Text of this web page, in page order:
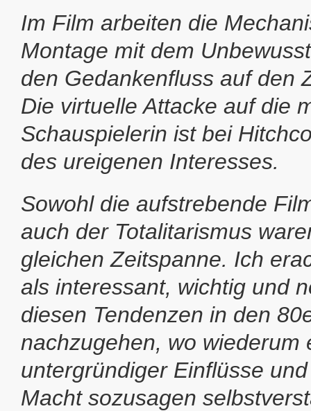
Im Film arbeiten die
Montage mit dem
den Gedankenfluss auf den
Die virtuelle Attacke auf die
Schauspielerin ist bei
des ureigenen Interesses.
Sowohl die aufstrebende
auch der Totalitarismus
gleichen Zeitspanne. Ich
als interessant, wichtig und
diesen Tendenzen in den
nachzugehen, wo wiederum
untergründiger Einflüsse
Macht sozusagen